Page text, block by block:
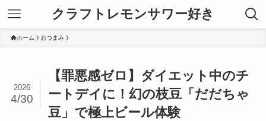
クラフトレモンサワー好き
ホーム おつまみ
【罪悪感ゼロ】ダイエット中のチ
ートデイに！幻の枝豆「だだちゃ
豆」で極上ビール体験
2026
4/30